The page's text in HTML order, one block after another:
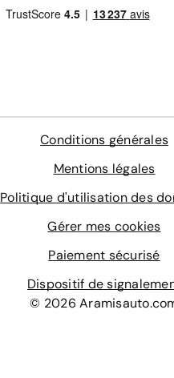
Conditions générales
Mentions légales
Politique d'utilisation des
Gérer mes cookies
Paiement sécurisé
Dispositif de
© 2026